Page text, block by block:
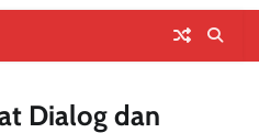
Dialog dan